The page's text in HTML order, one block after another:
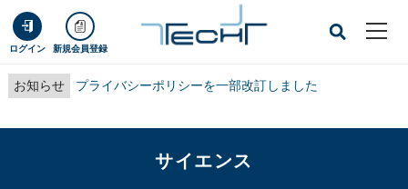
ログイン 新規会員登録
お知らせ プライバシーポリシーを一部改訂しました
サイエンス